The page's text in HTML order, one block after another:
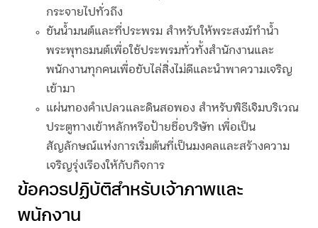
กระจายไปทั่วถึง
ขันน้ำมนต์และที่ประพรม สำหรับให้พระสงฆ์ทำน้ำ
พระพุทธมนต์เพื่อใช้ประพรมทั่วทั้งสำนักงานและ
พนักงานทุกคนเพื่อขับไล่สิ่งไม่ดีและนำพาความเจริญ
เข้ามา
แผ่นทองคำเปลวและดินสอพอง สำหรับพิธีเจิมบริเวณ
ประตูทางเข้าหลักหรือป้ายชื่อบริษัท เพื่อเป็น
สัญลักษณ์แห่งการเริ่มต้นที่เป็นมงคลและสร้างความ
เจริญรุ่งเรืองให้กับกิจการ
ข้อควรปฏิบัติสำหรับเจ้าภาพและ
พนักงาน